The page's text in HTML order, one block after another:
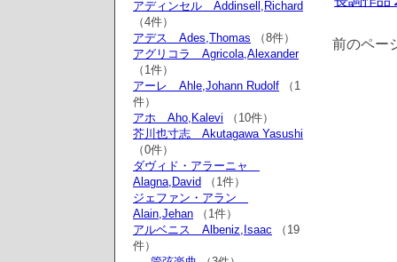
前のペー
アディンセル Addinsell,Richard
（4件）
アデス Ades,Thomas （8件）
アグリコラ Agricola,Alexander
（1件）
アーレ Ahle,Johann Rudolf （1
件）
アホ Aho,Kalevi （10件）
芥川也寸志 Akutagawa Yasushi
（0件）
ダヴィド・アラーニャ
Alagna,David （1件）
ジェファン・アラン
Alain,Jehan （1件）
アルベニス Albeniz,Isaac （19
件）